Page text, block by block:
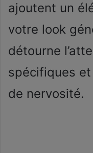
ajoutent un
votre look
détourne
spécifiques
de nervosité.